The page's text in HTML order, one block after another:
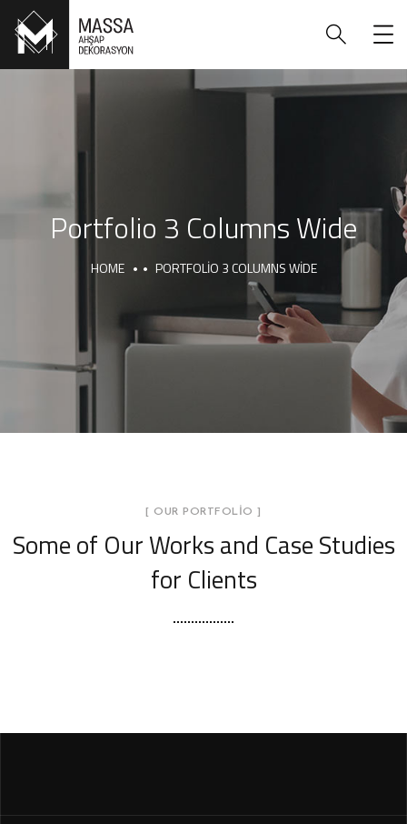
Portfolio 3 Columns Wide
HOME PORTFOLIO 3 COLUMNS WIDE
[ OUR PORTFOLIO ]
Some of Our Worksand Case Studies
for Clients